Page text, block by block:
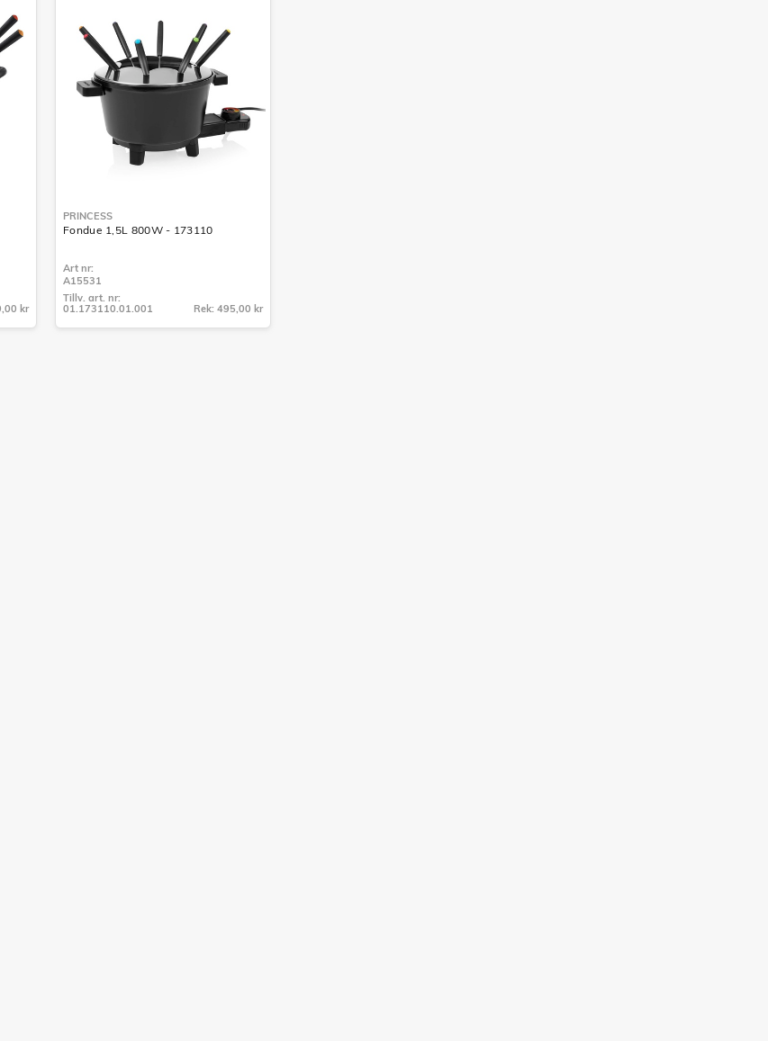
kr
PRINCESS
Fondue 1,5L 800W - 173110
Art nr:
A15531
01.173110.01.001
Tillv. art. nr:
01.173110.01.001
Rek: 495,00 kr